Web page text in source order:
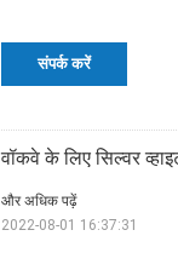
संपर्क करें
वॉकवे के लिए सिल्वर
और अधिक पढ़ें
2022-08-01 16:37:31